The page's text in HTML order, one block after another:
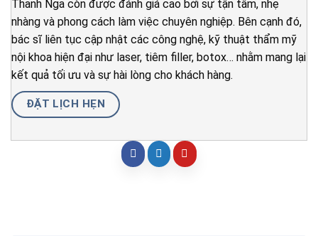
Thanh Nga còn được đánh giá cao bởi sự tận tâm, nhẹ
nhàng và phong cách làm việc chuyên nghiệp. Bên cạnh đó,
bác sĩ liên tục cập nhật các công nghệ, kỹ thuật thẩm mỹ
nội khoa hiện đại như laser, tiêm filler, botox… nhằm mang lại
kết quả tối ưu và sự hài lòng cho khách hàng.
ĐẶT LỊCH HẸN